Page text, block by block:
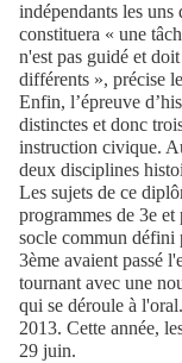
indépendants les uns
constituera « une
n'est pas guidé et
différents », précise
Enfin, l’épreuve
distinctes et donc
instruction civique.
deux disciplines
Les sujets de ce
programmes de 3e
socle commun défini
3ème avaient passé
tournant avec une
qui se déroule à
2013. Cette année,
29 juin.